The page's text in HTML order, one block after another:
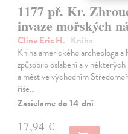
1177 př. Kr.
invaze mořských
Cline Eric H. | Kniha
Kniha amerického archeologa
způsobilo oslabení a v
a měst ve východním
říše…
Zasielame do 14 dní
17,94 €